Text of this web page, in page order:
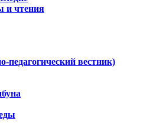
и чтения
вестник)